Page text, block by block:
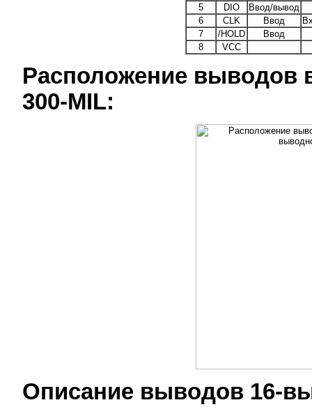
5
DIO
Ввод/вывод
6
CLK Ввод
7
/HOLD
Ввод
8
VCC
Расположение выводов
300-MIL:
Описание выводов 16-